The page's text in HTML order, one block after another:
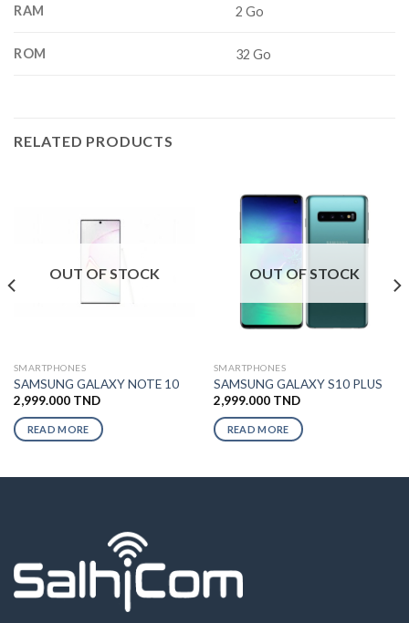
RAM 2 Go
ROM 32 Go
RELATED PRODUCTS
OUT OF STOCK
SMARTPHONES
SAMSUNG GALAXY NOTE 10
2,999.000 TND
READ MORE
OUT OF STOCK
SMARTPHONES
SAMSUNG GALAXY S10 PLUS
2,999.000 TND
READ MORE